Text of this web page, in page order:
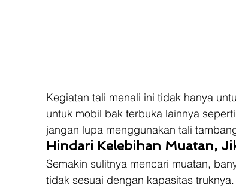
Kegiatan tali menali ini tidak hanya
untuk mobil bak terbuka lainnya
jangan lupa menggunakan tali
Hindari Kelebihan Muatan,
Semakin sulitnya mencari muatan,
tidak sesuai dengan kapasitas